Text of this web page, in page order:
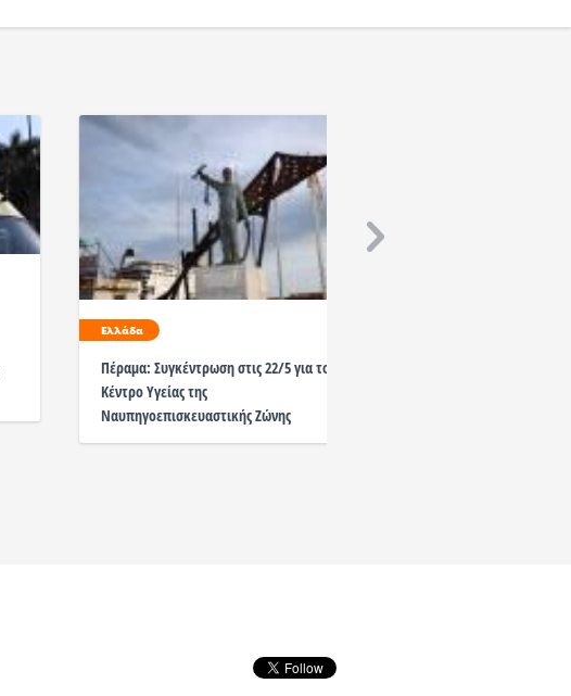
Ελλάδα
Πέραμα: Συγκέντρωση στις 22/5 για το
Κέντρο Υγείας της
Ναυπηγοεπισκευαστικής Ζώνης